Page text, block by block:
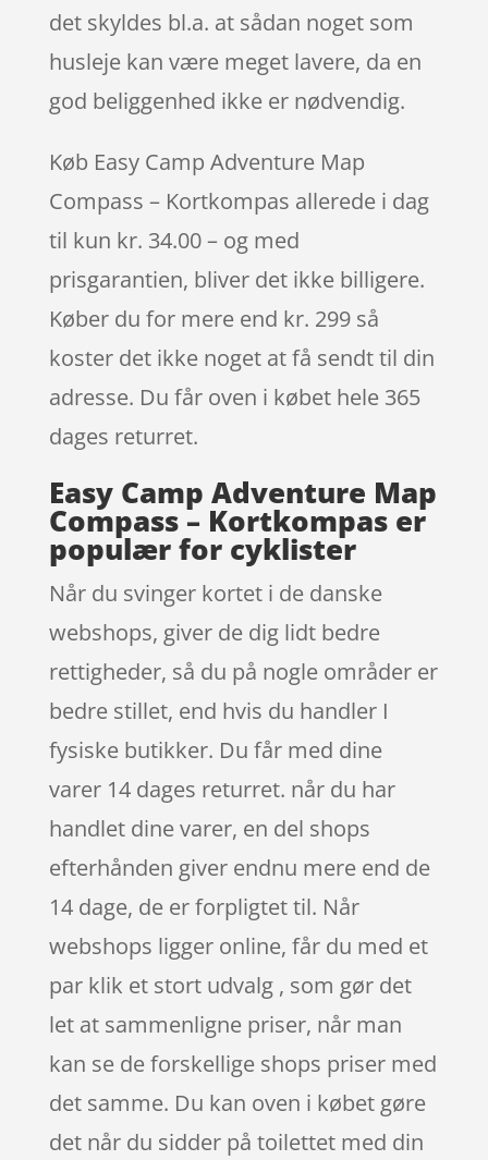
det skyldes bl.a. at sådan noget som
husleje kan være meget lavere, da en
god beliggenhed ikke er nødvendig.
Køb Easy Camp Adventure Map
Compass – Kortkompas allerede i dag
til kun kr. 34.00 – og med
prisgarantien, bliver det ikke billigere.
Køber du for mere end kr. 299 så
koster det ikke noget at få sendt til din
adresse. Du får oven i købet hele 365
dages returret.
Easy Camp Adventure Map
Compass – Kortkompas er
populær for cyklister
Når du svinger kortet i de danske
webshops, giver de dig lidt bedre
rettigheder, så du på nogle områder er
bedre stillet, end hvis du handler I
fysiske butikker. Du får med dine
varer 14 dages returret. når du har
handlet dine varer, en del shops
efterhånden giver endnu mere end de
14 dage, de er forpligtet til. Når
webshops ligger online, får du med et
par klik et stort udvalg , som gør det
let at sammenligne priser, når man
kan se de forskellige shops priser med
det samme. Du kan oven i købet gøre
det når du sidder på toilettet med din